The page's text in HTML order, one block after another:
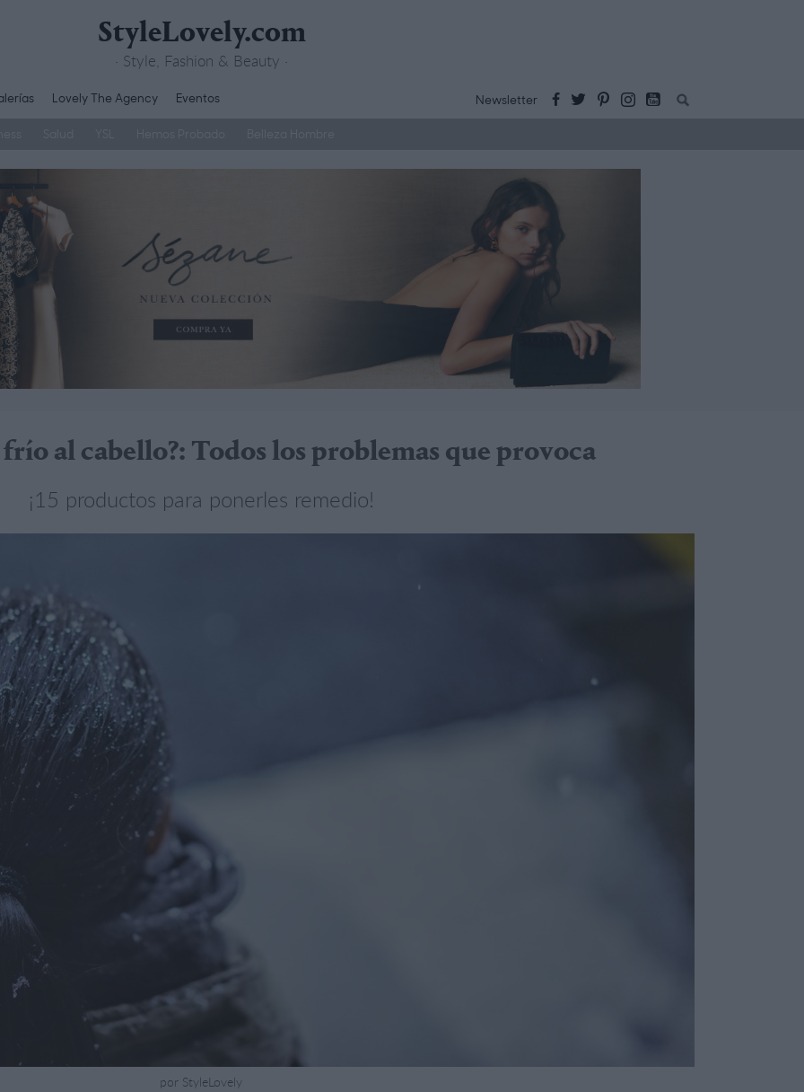
StyleLovely.com
· Style, Fashion & Beauty ·
Lovely The Agency Eventos Newsletter Buscar:
al cabello?: Todos los problemas que provoca
¡15 productos para ponerles remedio!
por StyleLovely